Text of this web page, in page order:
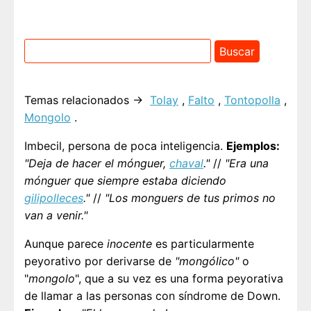
Temas relacionados → Tolay , Falto , Tontopolla ,
Mongolo .
Imbecil, persona de poca inteligencia. Ejemplos:
"Deja de hacer el mónguer, chaval."// "Era una
mónguer que siempre estaba diciendo
gilipolleces."// "Los monguers de tus primos no
van a venir."
Aunque parece inocente es particularmente
peyorativo por derivarse de "mongólico"o
"mongolo", que a su vez es una forma peyorativa
de llamar a las personas con síndrome de Down.